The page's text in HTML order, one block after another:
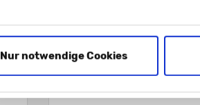
Nur notwendige Cookies